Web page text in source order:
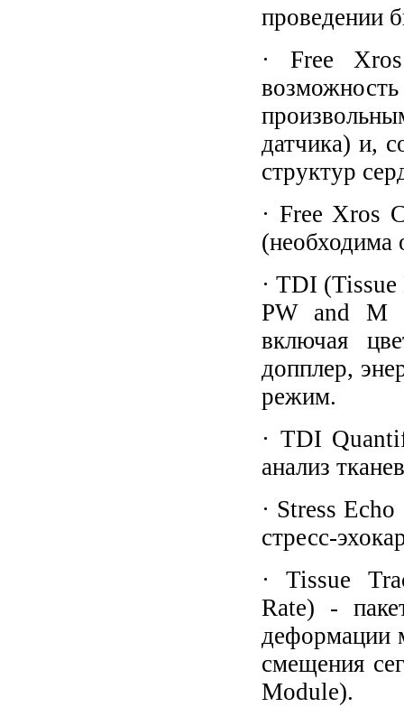
проведении
· Free
датчика) и,
структур
· Free Xros
(необходима
· TDI
PW and M
включая
допплер,
режим.
· TDI
анализ
· Stress
стресс-
· Tissue
Rate) -
деформации
смещения
Module).